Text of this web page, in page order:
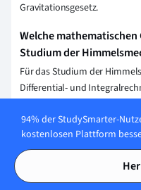
Gravitationsgesetz.
Welche
Studium der
Für das Studium der
Differential- und
Mechanik, speziell die
ebenfalls wichtige
Wie kann ich
Laufbahn anwenden?
94% der StudySmarter-
kostenlosen Plattform